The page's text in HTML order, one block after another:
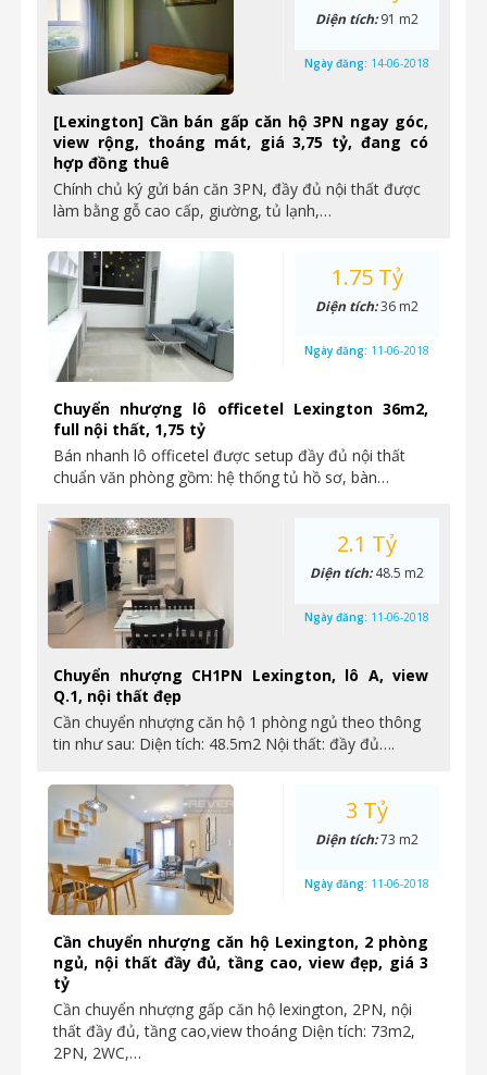
[Lexington] Cần bán gấp căn hộ 3PN ngay góc,
view rộng, thoáng mát, giá 3,75 tỷ, đang có
hợp đồng thuê
Chính chủ ký gửi bán căn 3PN, đầy đủ nội thất được
làm bằng gỗ cao cấp, giường, tủ lạnh,…
Diện tích:91 m2
Ngày đăng: 14-06-2018
Chuyển nhượng lô officetel Lexington 36m2,
full nội thất, 1,75 tỷ
Bán nhanh lô officetel được setup đầy đủ nội thất
chuẩn văn phòng gồm: hệ thống tủ hồ sơ, bàn…
1.75 Tỷ
Diện tích:36 m2
Ngày đăng: 11-06-2018
Chuyển nhượng CH1PN Lexington, lô A, view
Q.1, nội thất đẹp
Cần chuyển nhượng căn hộ 1 phòng ngủ theo thông
tin như sau: Diện tích: 48.5m2 Nội thất: đầy đủ….
2.1 Tỷ
Diện tích:48.5 m2
Ngày đăng: 11-06-2018
Cần chuyển nhượng căn hộ Lexington, 2 phòng
ngủ, nội thất đầy đủ, tầng cao, view đẹp, giá 3
tỷ
Cần chuyển nhượng gấp căn hộ lexington, 2PN, nội
thất đầy đủ, tầng cao,view thoáng Diện tích: 73m2,
2PN, 2WC,…
3 Tỷ
Diện tích:73 m2
Ngày đăng: 11-06-2018